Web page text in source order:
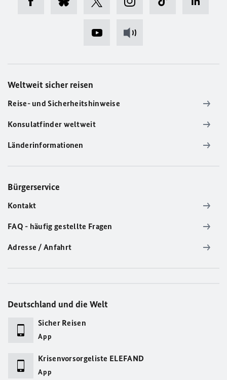
Weltweit sicher reisen
Reise- und Sicherheitshinweise
Konsulatfinder weltweit
Länderinformationen
Bürgerservice
Kontakt
FAQ - häufig gestellte Fragen
Adresse / Anfahrt
Deutschland und die Welt
Sicher Reisen
App
Krisenvorsorgeliste ELEFAND
App